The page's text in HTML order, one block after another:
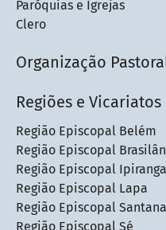
Paróquias e Igrejas
Clero
Organização
Regiões e Vicariatos
Região Episcopal Belém
Região Episcopal
Região Episcopal Ipiranga
Região Episcopal Lapa
Região Episcopal Santana
Região Episcopal Sé